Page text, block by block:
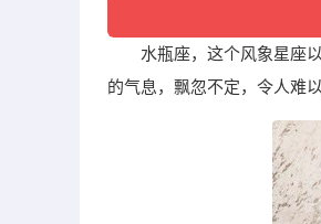
水瓶座，这个风象星座
的气息，飘忽不定，令人难